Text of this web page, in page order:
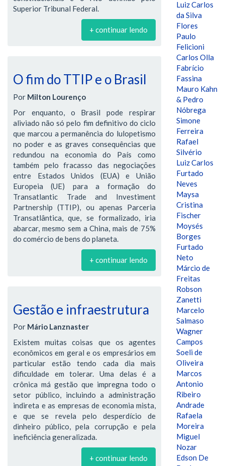
Superior Tribunal Federal.
+ continuar lendo
O fim do TTIP e o Brasil
Por Milton Lourenço
Por enquanto, o Brasil pode respirar
aliviado não só pelo fim definitivo do ciclo
que marcou a permanência do lulopetismo
no poder e as graves consequências que
redundou na economia do País como
também pelo fracasso das negociações
entre Estados Unidos (EUA) e União
Europeia (UE) para a formação do
Transatlantic Trade and Investiment
Partnership (TTIP), ou apenas Parceria
Transatlântica, que, se formalizado, iria
abarcar, mesmo sem a China, mais de 75%
do comércio de bens do planeta.
+ continuar lendo
Gestão e infraestrutura
Por Mário Lanznaster
Existem muitas coisas que os agentes
econômicos em geral e os empresários em
particular estão tendo cada dia mais
dificuldade em tolerar. Uma delas é a
crônica má gestão que impregna todo o
setor público, incluindo a administração
indireta e as empresas de economia mista,
e que se revela pelo desperdício de
dinheiro público, pela corrupção e pela
ineficiência generalizada.
+ continuar lendo
Luiz Carlos
da Silva
Flores
Paulo
Felicioni
Carlos Olla
Fabrício
Fassina
Mauro Kahn
& Pedro
Nóbrega
Simone
Ferreira
Rafael
Silvério
Luiz Carlos
Furtado
Neves
Maysa
Cristina
Fischer
Moysés
Borges
Furtado
Neto
Márcio de
Freitas
Robson
Zanetti
Marcelo
Salmaso
Wagner
Campos
Soeli de
Oliveira
Marcos
Antonio
Ribeiro
Andrade
Rafaela
Moreira
Miguel
Nozar
Edson De